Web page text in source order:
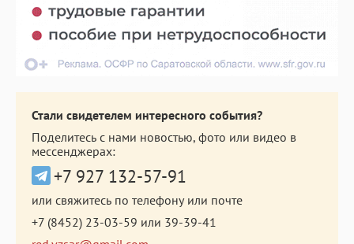
Стали свидетелем интересного события?
Поделитесь с нами новостью, фото или видео в
мессенджерах:
+7 927 132-57-91
или свяжитесь по телефону или почте
+7 (8452) 23-03-59 или 39-39-41